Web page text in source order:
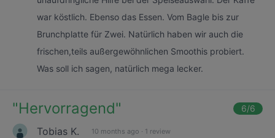
war köstlich. Ebenso das Essen. Vom Bagle bis zur
Brunchplatte für Zwei. Natürlich haben wir auch die
frischen,teils außergewöhnlichen Smoothis probiert.
Was soll ich sagen, natürlich mega lecker.
"Hervorragend" 6/6
Tobias K. 10 months ago · 1 review